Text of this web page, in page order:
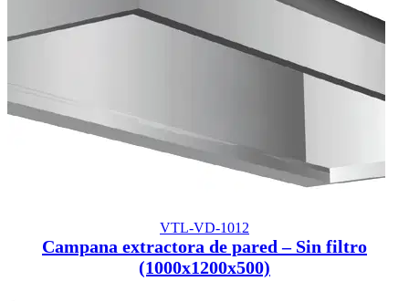
VTL-VD-1012
Campana extractora de pared – Sin filtro
(1000x1200x500)